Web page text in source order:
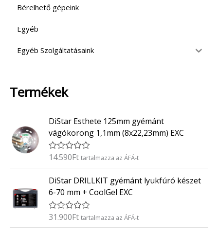
Bérelhető gépeink
Egyéb
Egyéb Szolgáltatásaink
Termékek
DiStar Esthete 125mm gyémánt
vágókorong 1,1mm (8x22,23mm) EXC
É
é
k
e
l
é
s
:
14.590Ft tartalmazza az ÁFÁ-t
DiStar DRILLKIT gyémánt lyukfúró készet
6-70 mm + CoolGel EXC
É
31.900Ft tartalmazza az ÁFÁ-t